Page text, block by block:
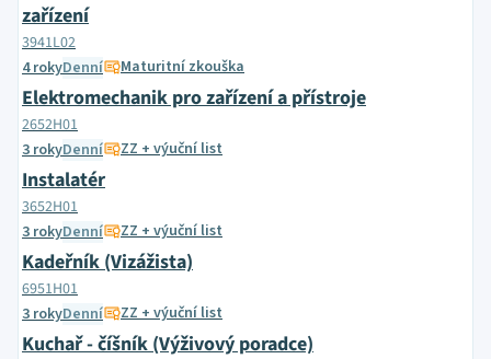
zařízení
3941L02
4 rokyDenní Maturitní zkouška
Elektromechanik pro zařízení a přístroje
2652H01
3 rokyDenní ZZ + výuční list
Instalatér
3652H01
3 rokyDenní ZZ + výuční list
Kadeřník (Vizážista)
6951H01
3 rokyDenní ZZ + výuční list
Kuchař - číšník (Výživový poradce)